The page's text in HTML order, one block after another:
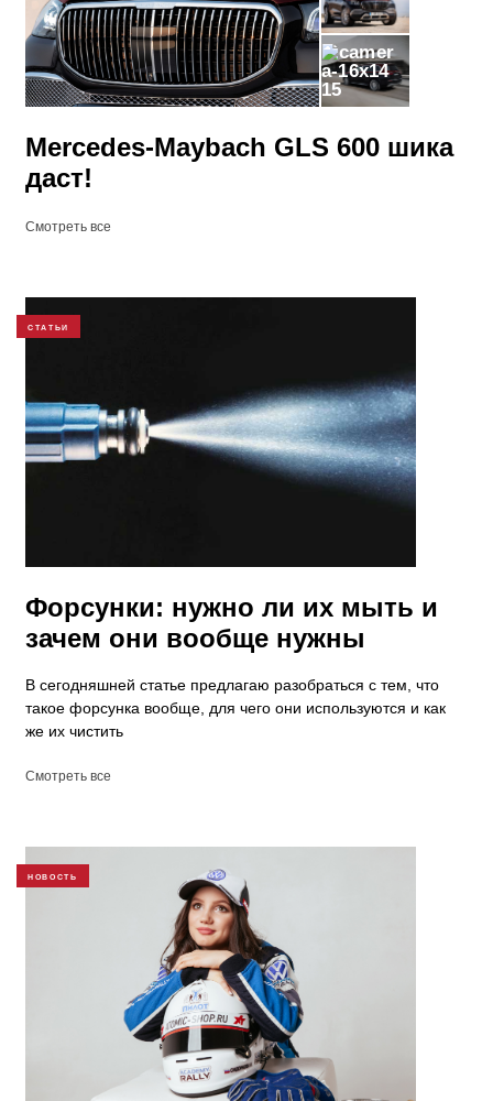
15
Mercedes-Maybach GLS 600 шика
даст!
Смотреть все
СТАТЬИ
Форсунки: нужно ли их мыть и
зачем они вообще нужны
В сегодняшней статье предлагаю разобраться с тем, что
такое форсунка вообще, для чего они используются и как
же их чистить
Смотреть все
НОВОСТЬ